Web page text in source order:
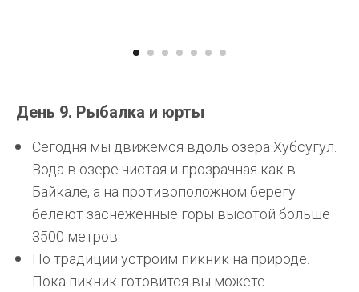
День 9. Рыбалка и юрты
Сегодня мы движемся вдоль озера Хубсугул.
Вода в озере чистая и прозрачная как в
Байкале, а на противоположном берегу
белеют заснеженные горы высотой больше
3500 метров.
По традиции устроим пикник на природе.
Пока пикник готовится вы можете